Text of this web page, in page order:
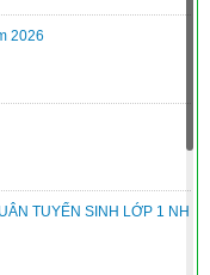
2026
TUYỂN SINH LỚP 1 NH